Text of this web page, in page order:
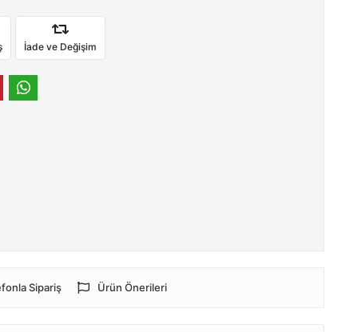
İade ve Değişim
Sipariş Ürün Önerileri